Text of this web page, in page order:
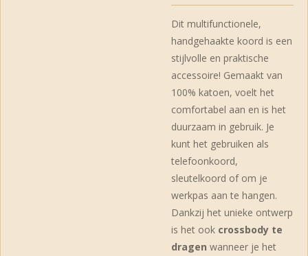
Dit multifunctionele,
handgehaakte koord is een
stijlvolle en praktische
accessoire! Gemaakt van
100% katoen, voelt het
comfortabel aan en is het
duurzaam in gebruik. Je
kunt het gebruiken als
telefoonkoord,
sleutelkoord of om je
werkpas aan te hangen.
Dankzij het unieke ontwerp
is het ook crossbody te
dragen wanneer je het